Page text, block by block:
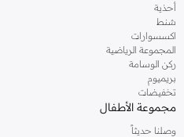
أحذية
شنط
اكسسوارات
المجموعة الرياضية
ركن الوسامة
بريميوم
تخفيضات
مجموعة الأطفال
وصلنا حديثاً